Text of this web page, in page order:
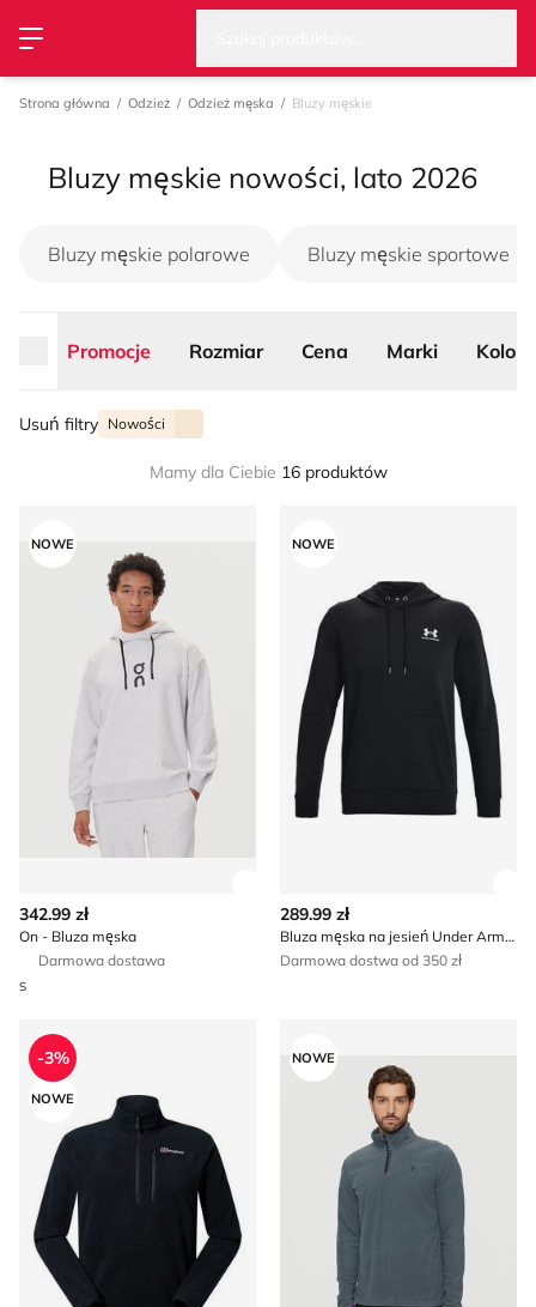
Przełącz menu
Strona główna Odzież Odzież męska Bluzy męskie
Bluzy męskie nowości, lato 2026
Bluzy męskie polarowe Bluzy męskie sportowe
Promocje Rozmiar Cena Marki Kolor
Usuń filtry Nowości
Mamy dla Ciebie 16 produktów
NOWE
342.99 zł
On - Bluza męska
Darmowa dostawa
S
NOWE
289.99 zł
Bluza męska na jesień Under Armour
Darmowa dostwa od 350 zł
Bluza męska na jesień BERGHAUS
-3%
NOWE
NOWE